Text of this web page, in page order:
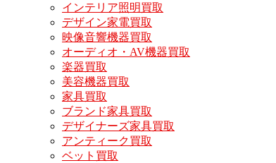
インテリア照明買取
デザイン家電買取
映像音響機器買取
オーディオ・AV機器買取
楽器買取
美容機器買取
家具買取
ブランド家具買取
デザイナーズ家具買取
アンティーク買取
ベット買取